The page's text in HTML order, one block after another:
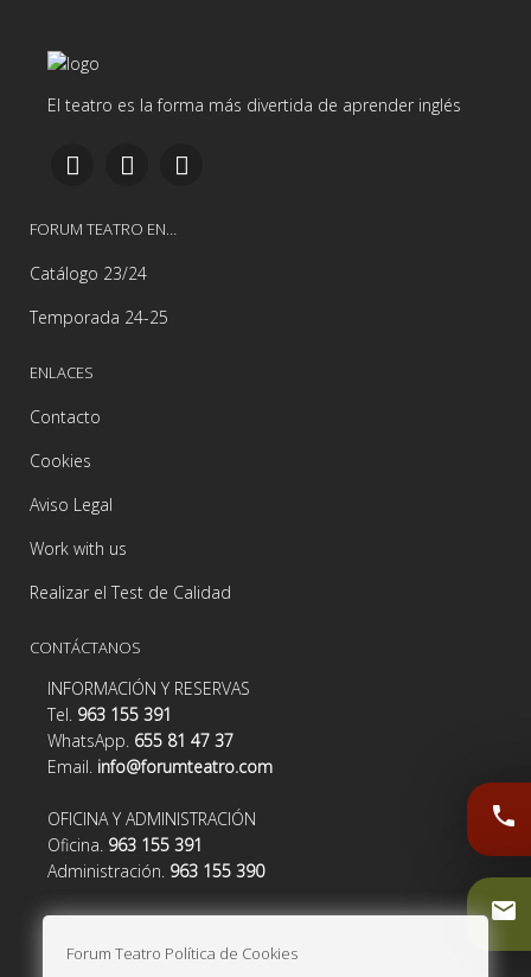
El teatro es la forma más divertida de aprender inglés
FORUM TEATRO EN…
Catálogo 23/24
Temporada 24-25
ENLACES
Contacto
Cookies
Aviso Legal
Work with us
Realizar el Test de Calidad
CONTÁCTANOS
INFORMACIÓN Y RESERVAS
Tel. 963 155 391
WhatsApp. 655 81 47 37
Email. info@forumteatro.com
OFICINA Y ADMINISTRACIÓN
Oficina. 963 155 391
Administración. 963 155 390
phone
email
Forum Teatro Política de Cookies